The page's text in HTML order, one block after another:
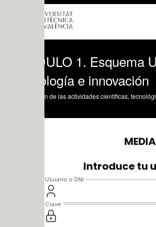
1. Esquema Unidad
e innovación
de las actividades científicas, tecnológicas y artísticas